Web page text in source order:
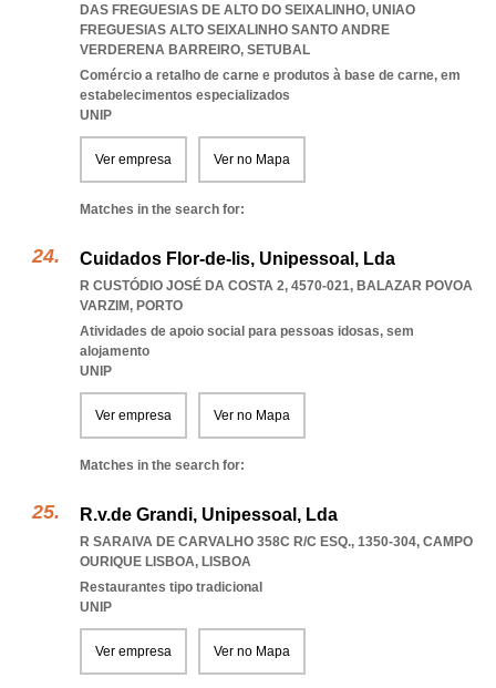
DAS FREGUESIAS DE ALTO DO SEIXALINHO, UNIAO
FREGUESIAS ALTO SEIXALINHO SANTO ANDRE
VERDERENA BARREIRO, SETUBAL
Comércio a retalho de carne e produtos à base de carne, em
estabelecimentos especializados
UNIP
Ver empresa Ver no Mapa
Matches in the search for:
Cuidados Flor-de-lis, Unipessoal, Lda
R CUSTÓDIO JOSÉ DA COSTA 2, 4570-021, BALAZAR POVOA
VARZIM, PORTO
Atividades de apoio social para pessoas idosas, sem
alojamento
UNIP
Ver empresa Ver no Mapa
Matches in the search for:
R.v.de Grandi, Unipessoal, Lda
R SARAIVA DE CARVALHO 358C R/C ESQ., 1350-304, CAMPO
OURIQUE LISBOA, LISBOA
Restaurantes tipo tradicional
UNIP
Ver empresa Ver no Mapa